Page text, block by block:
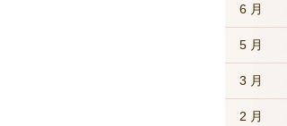
6 月
5 月
3 月
2 月